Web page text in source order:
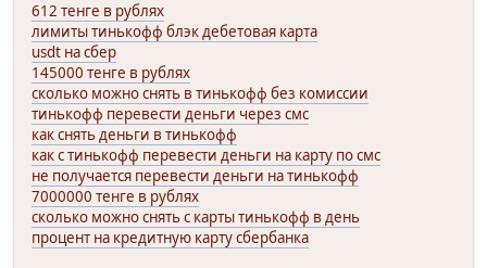
612 тенге в рублях
лимиты тинькофф блэк дебетовая карта
usdt на сбер
145000 тенге в рублях
сколько можно снять в тинькофф без комиссии
тинькофф перевести деньги через смс
как снять деньги в тинькофф
как с тинькофф перевести деньги на карту по смс
не получается перевести деньги на тинькофф
7000000 тенге в рублях
сколько можно снять с карты тинькофф в день
процент на кредитную карту сбербанка